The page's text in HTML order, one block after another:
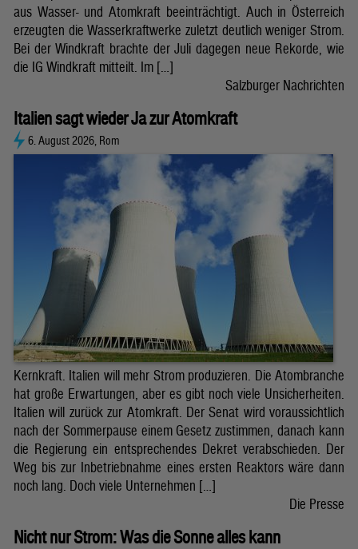
aus Wasser- und Atomkraft beeinträchtigt. Auch in Österreich
erzeugten die Wasserkraftwerke zuletzt deutlich weniger Strom.
Bei der Windkraft brachte der Juli dagegen neue Rekorde, wie
die IG Windkraft mitteilt. Im […]
Salzburger Nachrichten
Italien sagt wieder Ja zur Atomkraft
6. August 2026, Rom
Kernkraft. Italien will mehr Strom produzieren. Die Atombranche
hat große Erwartungen, aber es gibt noch viele Unsicherheiten.
Italien will zurück zur Atomkraft. Der Senat wird voraussichtlich
nach der Sommerpause einem Gesetz zustimmen, danach kann
die Regierung ein entsprechendes Dekret verabschieden. Der
Weg bis zur Inbetriebnahme eines ersten Reaktors wäre dann
noch lang. Doch viele Unternehmen […]
Die Presse
Nicht nur Strom: Was die Sonne alles kann